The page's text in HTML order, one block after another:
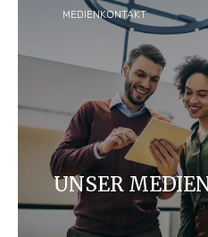
MEDIENKONTAKT
UNSER
Wenden Sie sich für
Pressestelle.